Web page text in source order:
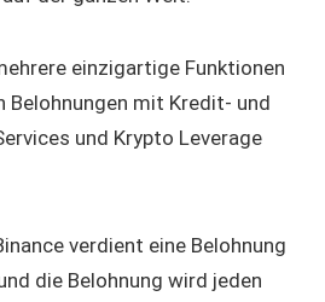
einzigartige Funktionen
Belohnungen mit Kredit- und
und Krypto Leverage
verdient eine Belohnung
die Belohnung wird jeden